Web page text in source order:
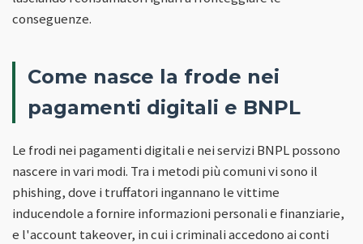
conseguenze.
Come nasce la frode nei
pagamenti digitali e BNPL
Le frodi nei pagamenti digitali e nei servizi BNPL possono
nascere in vari modi. Tra i metodi più comuni vi sono il
phishing, dove i truffatori ingannano le vittime
inducendole a fornire informazioni personali e finanziarie,
e l'account takeover, in cui i criminali accedono ai conti